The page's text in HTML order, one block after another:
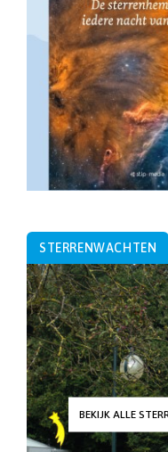
STERRENWACHTEN
BEKIJK ALLE